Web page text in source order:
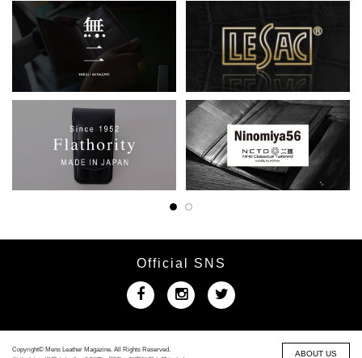
Official SNS
Copyright© Mens Leather Magazine. All Rights Reserved.
ABOUT US